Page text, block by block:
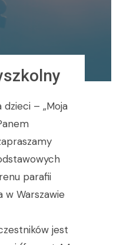
– „Moja
parafii
w Warszawie
jest